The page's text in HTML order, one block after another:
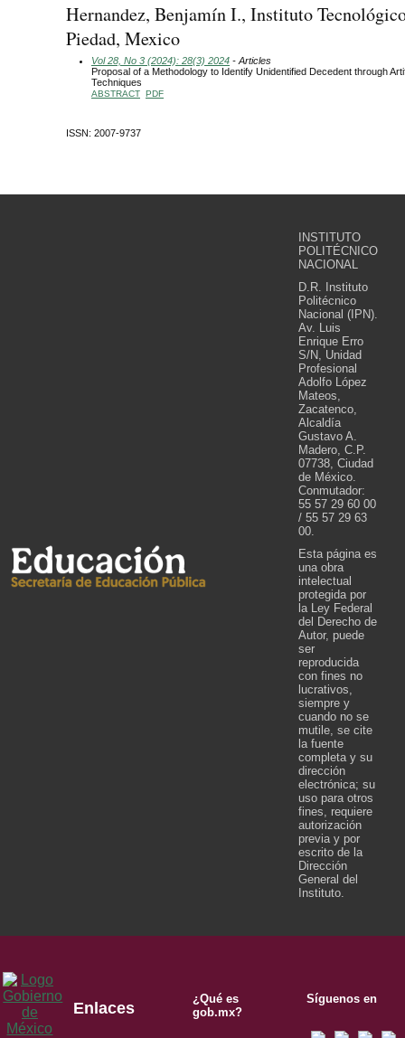
Hernandez, Benjamín I., Instituto
Piedad, Mexico
Vol 28, No 3 (2024): 28(3) 2024 - Articles
Proposal of a Methodology to Identify Unidentified Decedent through
Techniques
ABSTRACT PDF
ISSN: 2007-9737
INSTITUTO
POLITÉCNICO
NACIONAL
D.R. Instituto
Politécnico
Nacional (IPN).
Av. Luis
Enrique Erro
S/N, Unidad
Profesional
Adolfo López
Mateos,
Zacatenco,
Alcaldía
Gustavo A.
Madero, C.P.
07738, Ciudad
de México.
Conmutador:
55 57 29 60 00
/ 55 57 29 63
00.
Esta página es
una obra
intelectual
protegida por
la Ley Federal
del Derecho de
Autor, puede
ser
reproducida
con fines no
lucrativos,
siempre y
cuando no se
mutile, se cite
la fuente
completa y su
dirección
electrónica; su
uso para otros
fines, requiere
autorización
previa y por
escrito de la
Dirección
General del
Instituto.
Enlaces
¿Qué es
gob.mx?
Síguenos en